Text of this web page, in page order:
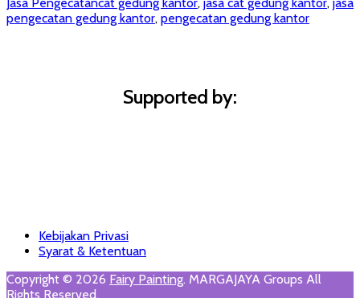
pengecatan gedung kantor, pengecatan gedung kantor
Supported by:
Footer
Menu
Skip
Kebijakan Privasi
Syarat & Ketentuan
Copyright © 2026 Fairy Painting. MARGAJAYA Groups All
Rights Reserved.